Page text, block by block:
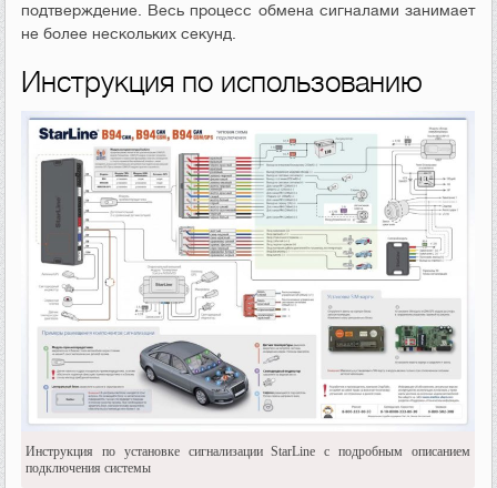
подтверждение. Весь процесс обмена сигналами занимает
не более нескольких секунд.
Инструкция по использованию
Инструкция по установке сигнализации StarLine с подробным описанием
подключения системы